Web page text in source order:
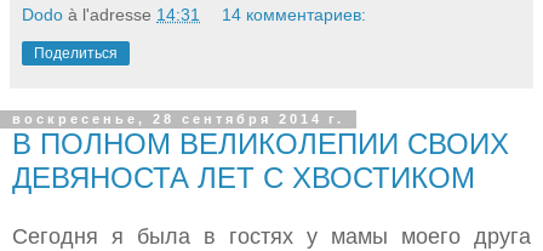
Dodo à l'adresse 14:31 14 комментариев:
Поделиться
воскресенье, 28 сентября 2014 г.
В ПОЛНОМ ВЕЛИКОЛЕПИИ СВОИХ
ДЕВЯНОСТА ЛЕТ С ХВОСТИКОМ
Сегодня я была в гостях у мамы моего друга